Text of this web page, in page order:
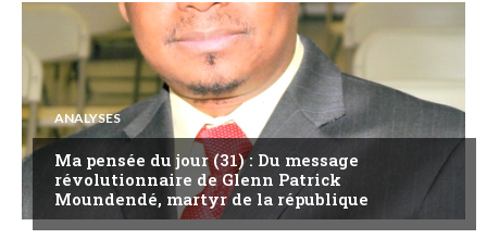
ANALYSES
Ma pensée du jour (31) : Du message
révolutionnaire de Glenn Patrick
Moundendé, martyr de la république